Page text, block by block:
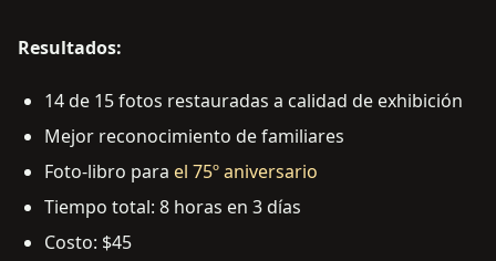
Resultados:
14 de 15 fotos restauradas a calidad de exhibición
Mejor reconocimiento de familiares
Foto-libro para el 75º aniversario
Tiempo total: 8 horas en 3 días
Costo: $45